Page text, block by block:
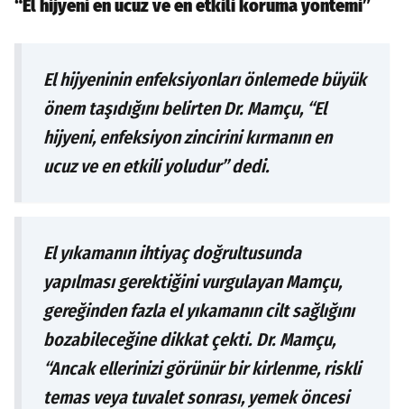
“El hijyeni en ucuz ve en etkili koruma yöntemi”
El hijyeninin enfeksiyonları önlemede büyük
önem taşıdığını belirten Dr. Mamçu, “El
hijyeni, enfeksiyon zincirini kırmanın en
ucuz ve en etkili yoludur” dedi.
El yıkamanın ihtiyaç doğrultusunda
yapılması gerektiğini vurgulayan Mamçu,
gereğinden fazla el yıkamanın cilt sağlığını
bozabileceğine dikkat çekti. Dr. Mamçu,
“Ancak ellerinizi görünür bir kirlenme, riskli
temas veya tuvalet sonrası, yemek öncesi